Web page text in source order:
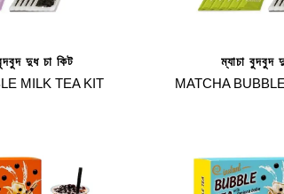
দুধ চা কিট
MILK TEA KIT
ম্যাচা বুদবুদ
MATCHA